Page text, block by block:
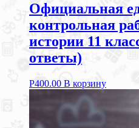
Официальная
контрольная
истории 11
ответы)
Р400.00 В корзину